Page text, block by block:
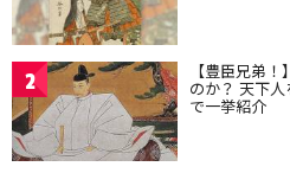
2 【豊臣兄弟
のか？ 天下
で一挙紹介